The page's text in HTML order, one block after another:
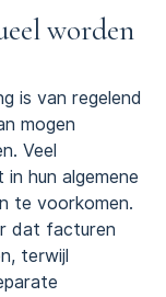
worden
is van regelend
mogen
Veel
hun algemene
te voorkomen.
dat facturen
terwijl